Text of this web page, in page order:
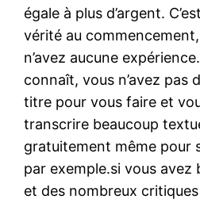
égale à plus d’argent.
vérité au
n’avez aucune
connaît, vous n’avez pas
titre pour vous faire et
transcrire beaucoup
gratuitement même pour
par exemple.si vous avez
et des nombreux